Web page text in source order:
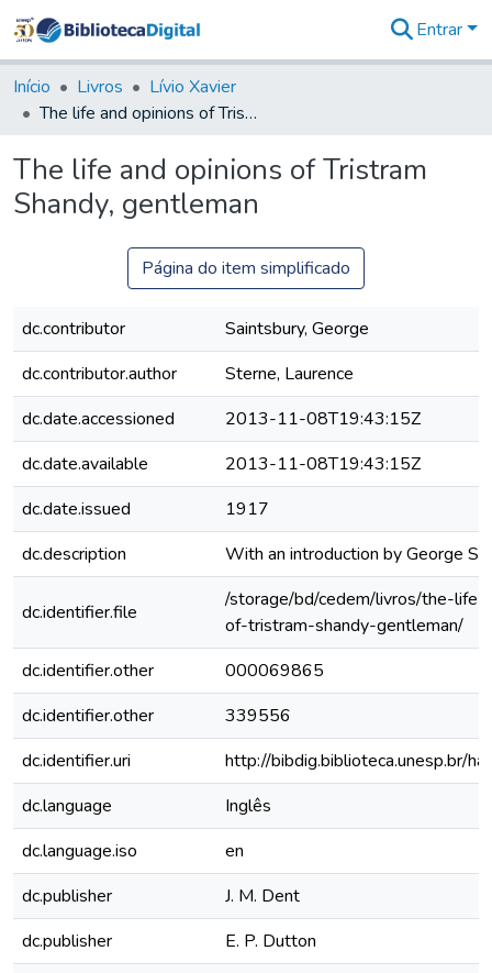
&
Coleções
Tudo na
Digital
Estatísticas
Entrar
Início Livros
Lívio Xavier
The life and opinions of Tristram Shandy, gentleman
The life and opinions of Tristram
Shandy, gentleman
Página do item simplificado
dc.contributor
Saintsbury, George
dc.contributor.author
Sterne, Laurence
dc.date.accessioned
2013-11-08T19:43:15Z
dc.date.available
2013-11-08T19:43:15Z
dc.date.issued
1917
dc.description
With an introduction by George
dc.identifier.file
/storage/bd/cedem/livros/the-life-
of-tristram-shandy-gentleman/
dc.identifier.other
000069865
dc.identifier.other
339556
dc.identifier.uri
http://bibdig.biblioteca.unesp.br/
dc.language
Inglês
dc.language.iso
en
dc.publisher
J. M. Dent
dc.publisher
E. P. Dutton